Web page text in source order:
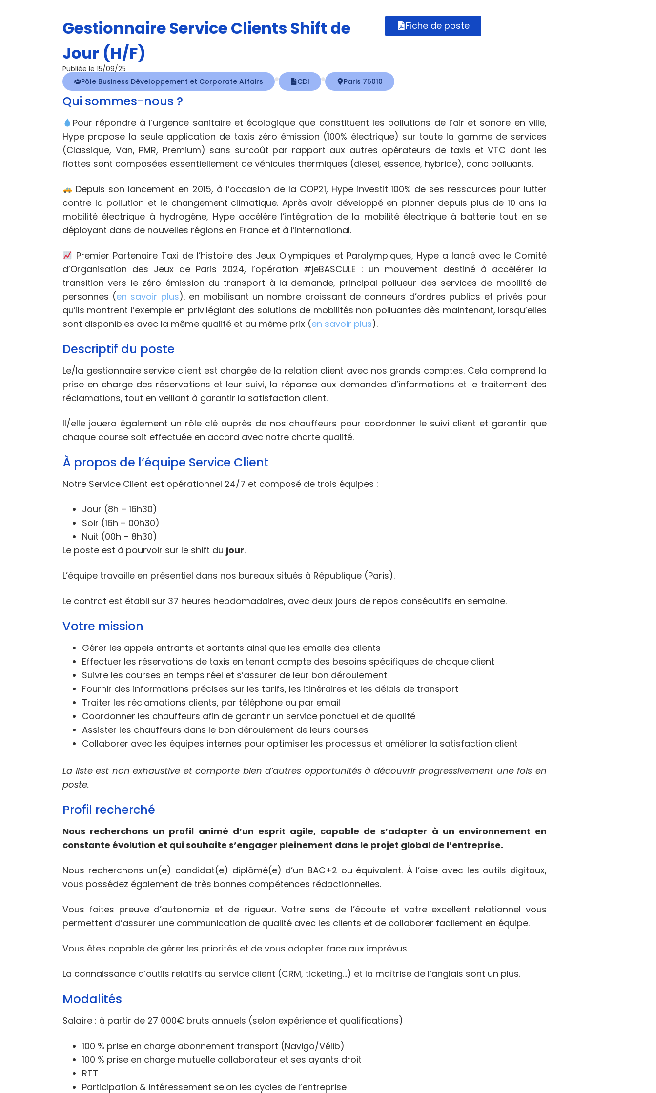
Gestionnaire Service Clients Shift de
Jour (H/F)
Publiée le 15/09/25
Fiche de poste
Pôle Business Développement et Corporate Affairs CDI Paris 75010
Qui sommes-nous ?
Pour répondre à l’urgence sanitaire et écologique que constituent les pollutions de l’air et sonore en ville,
Hype propose la seule application de taxis zéro émission (100% électrique) sur toute la gamme de services
(Classique, Van, PMR, Premium) sans surcoût par rapport aux autres opérateurs de taxis et VTC dont les
flottes sont composées essentiellement de véhicules thermiques (diesel, essence, hybride), donc polluants.
Depuis son lancement en 2015, à l’occasion de la COP21, Hype investit 100% de ses ressources pour lutter
contre la pollution et le changement climatique. Après avoir développé en pionner depuis plus de 10 ans la
mobilité électrique à hydrogène, Hype accélère l’intégration de la mobilité électrique à batterie tout en se
déployant dans de nouvelles régions en France et à l’international.
Premier Partenaire Taxi de l’histoire des Jeux Olympiques et Paralympiques, Hype a lancé avec le Comité
d’Organisation des Jeux de Paris 2024, l’opération #jeBASCULE : un mouvement destiné à accélérer la
transition vers le zéro émission du transport à la demande, principal pollueur des services de mobilité de
personnes (en savoir plus), en mobilisant un nombre croissant de donneurs d’ordres publics et privés pour
qu’ils montrent l’exemple en privilégiant des solutions de mobilités non polluantes dès maintenant, lorsqu’elles
sont disponibles avec la même qualité et au même prix (en savoir plus).
Descriptif du poste
Le/la gestionnaire service client est chargée de la relation client avec nos grands comptes. Cela comprend la
prise en charge des réservations et leur suivi, la réponse aux demandes d’informations et le traitement des
réclamations, tout en veillant à garantir la satisfaction client.
Il/elle jouera également un rôle clé auprès de nos chauffeurs pour coordonner le suivi client et garantir que
chaque course soit effectuée en accord avec notre charte qualité.
À propos de l’équipe Service Client
Notre Service Client est opérationnel 24/7 et composé de trois équipes :
Jour (8h – 16h30)
Soir (16h – 00h30)
Nuit (00h – 8h30)
Le poste est à pourvoir sur le shift du jour.
L’équipe travaille en présentiel dans nos bureaux situés à République (Paris).
Le contrat est établi sur 37 heures hebdomadaires, avec deux jours de repos consécutifs en semaine.
Votre mission
Gérer les appels entrants et sortants ainsi que les emails des clients
Effectuer les réservations de taxis en tenant compte des besoins spécifiques de chaque client
Suivre les courses en temps réel et s’assurer de leur bon déroulement
Fournir des informations précises sur les tarifs, les itinéraires et les délais de transport
Traiter les réclamations clients, par téléphone ou par email
Coordonner les chauffeurs afin de garantir un service ponctuel et de qualité
Assister les chauffeurs dans le bon déroulement de leurs courses
Collaborer avec les équipes internes pour optimiser les processus et améliorer la satisfaction client
La liste est non exhaustive et comporte bien d’autres opportunités à découvrir progressivement une fois en
poste.
Profil recherché
Nous recherchons un profil animé d’un esprit agile, capable de s’adapter à un environnement en
constante évolution et qui souhaite s’engager pleinement dans le projet global de l’entreprise.
Nous recherchons un(e) candidat(e) diplômé(e) d’un BAC+2 ou équivalent. À l’aise avec les outils digitaux,
vous possédez également de très bonnes compétences rédactionnelles.
Vous faites preuve d’autonomie et de rigueur. Votre sens de l’écoute et votre excellent relationnel vous
permettent d’assurer une communication de qualité avec les clients et de collaborer facilement en équipe.
Vous êtes capable de gérer les priorités et de vous adapter face aux imprévus.
La connaissance d’outils relatifs au service client (CRM, ticketing…) et la maîtrise de l’anglais sont un plus.
Modalités
Salaire : à partir de 27 000€ bruts annuels (selon expérience et qualifications)
100 % prise en charge abonnement transport (Navigo/Vélib)
100 % prise en charge mutuelle collaborateur et ses ayants droit
RTT
Participation & intéressement selon les cycles de l’entreprise